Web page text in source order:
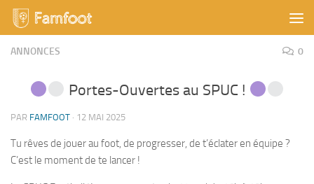
Skip to content
ANNONCES 0
Portes-Ouvertes au SPUC !
PAR FAMFOOT · 12 MAI 2025
Tu rêves de jouer au foot, de progresser, de t’éclater en équipe ?
C’est le moment de te lancer !